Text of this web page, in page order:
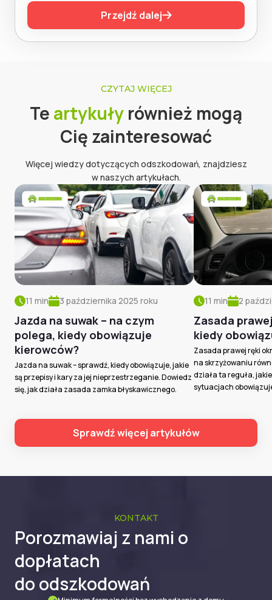
Przejdź dalej
CZYTAJ WIĘCEJ
Te artykuły również mogą
Cię zainteresować
Więcej wiedzy dotyczących odszkodowań, znajdziesz
w naszych artykułach.
11 min 3 października 2025 roku
Jazda na suwak – na czym
polega, kiedy obowiązuje
kierowców?
Jazda na suwak – sprawdź, kiedy obowiązuje, jakie
są przepisy i kary za jej nieprzestrzeganie. Dowiedz
się, jak działa zasada zamka błyskawicznego.
11 min 2
Zasada
kiedy
Zasada prawej ręki
na skrzyżowaniu
działa ta reguła,
sytuacjach
Sprawdź więcej artykułów
KONTAKT
Porozmawiaj z nami o
dopłatach
do odszkodowań